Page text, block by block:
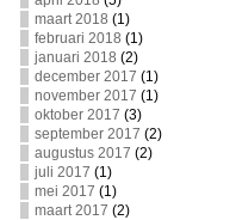
maart 2018 (1)
februari 2018 (1)
januari 2018 (2)
december 2017 (1)
november 2017 (1)
oktober 2017 (3)
september 2017 (2)
augustus 2017 (2)
juli 2017 (1)
mei 2017 (1)
maart 2017 (2)